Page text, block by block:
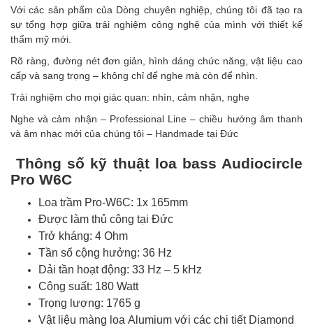
Với các sản phẩm của Dòng chuyên nghiệp, chúng tôi đã tạo ra
sự tổng hợp giữa trải nghiệm công nghệ của mình với thiết kế
thẩm mỹ mới.
Rõ ràng, đường nét đơn giản, hình dáng chức năng, vật liệu cao
cấp và sang trọng – không chỉ để nghe mà còn để nhìn.
Trải nghiệm cho mọi giác quan: nhìn, cảm nhận, nghe
Nghe và cảm nhận – Professional Line – chiều hướng âm thanh
và âm nhạc mới của chúng tôi – Handmade tại Đức
Thông số kỹ thuật loa bass Audiocircle
Pro W6C
Loa trầm Pro-W6C: 1x 165mm
Được làm thủ công tại Đức
Trở kháng: 4 Ohm
Tần số cộng hưởng: 36 Hz
Dải tần hoạt động: 33 Hz – 5 kHz
Công suất: 180 Watt
Trọng lượng: 1765 g
Vật liệu màng loa Alumium với các chi tiết Diamond